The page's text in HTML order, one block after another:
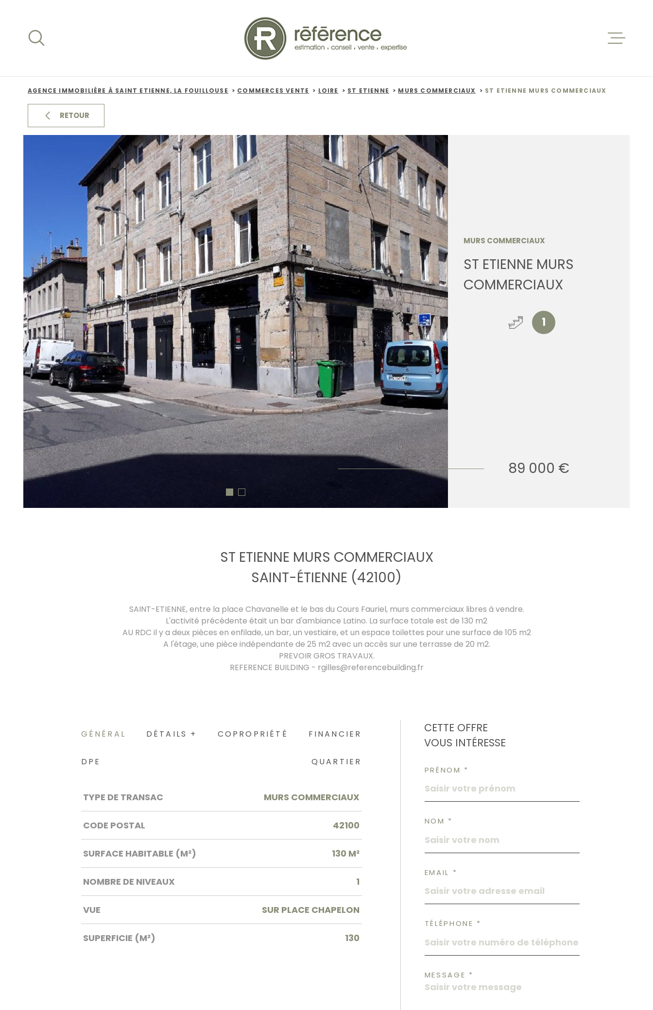
recherche
principal
contenu
VENTES
AGENCE IMMOBILIÈRE À SAINT ETIENNE, LA FOUILLOUSE COMMERCES VENTE LOIRE ST ETIENNE MURS COMMERCIAUX ST ETIENNE MURS COMMERCIAUX
RETOUR
MURS COMMERCIAUX
ST ETIENNE MURS
COMMERCIAUX
1
89 000 €
ST ETIENNE MURS COMMERCIAUX
SAINT-ÉTIENNE (42100)
SAINT-ETIENNE, entre la place Chavanelle et le bas du Cours Fauriel, murs commerciaux libres à vendre.
L'activité précédente était un bar d'ambiance Latino. La surface totale est de 130 m2
AU RDC il y a deux pièces en enfilade, un bar, un vestiaire, et un espace toilettes pour une surface de 105 m2
A l'étage, une pièce indépendante de 25 m2 avec un accès sur une terrasse de 20 m2.
PREVOIR GROS TRAVAUX.
REFERENCE BUILDING - rgilles@referencebuilding.fr
GÉNÉRAL DÉTAILS + COPROPRIÉTÉ FINANCIER
DPE QUARTIER
Caractérisque Valeurs
TYPE DE TRANSAC MURS COMMERCIAUX
CODE POSTAL 42100
SURFACE HABITABLE (M²) 130 M²
NOMBRE DE NIVEAUX 1
VUE SUR PLACE CHAPELON
SUPERFICIE (M²) 130
CETTE OFFRE
VOUS INTÉRESSE
PRÉNOM *
NOM *
EMAIL *
TÉLÉPHONE *
MESSAGE *